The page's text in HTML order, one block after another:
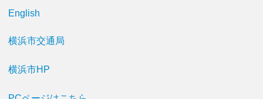
English
横浜市交通局
横浜市HP